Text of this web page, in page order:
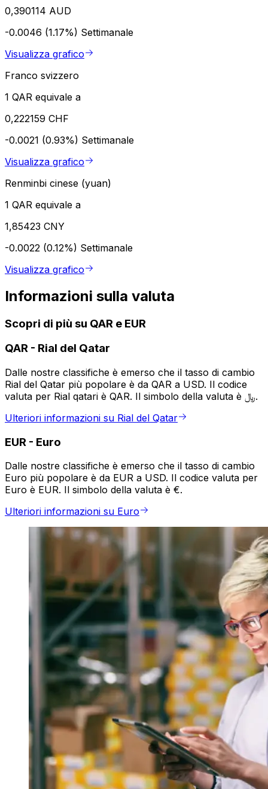
0,390114 AUD
-0.0046 (1.17%) Settimanale
Visualizza grafico
Franco svizzero
1 QAR equivale a
0,222159 CHF
-0.0021 (0.93%) Settimanale
Visualizza grafico
Renminbi cinese (yuan)
1 QAR equivale a
1,85423 CNY
-0.0022 (0.12%) Settimanale
Visualizza grafico
Informazioni sulla valuta
Scopri di più su QAR e EUR
QAR - Rial del Qatar
Dalle nostre classifiche è emerso che il tasso di cambio
Rial del Qatar più popolare è da QAR a USD. Il codice
valuta per Rial qatari è QAR. Il simbolo della valuta è ﷼.
Ulteriori informazioni su Rial del Qatar
EUR - Euro
Dalle nostre classifiche è emerso che il tasso di cambio
Euro più popolare è da EUR a USD. Il codice valuta per
Euro è EUR. Il simbolo della valuta è €.
Ulteriori informazioni su Euro